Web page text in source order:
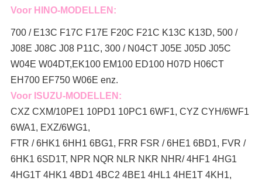
Voor HINO-MODELLEN:
700 / E13C F17C F17E F20C F21C K13C K13D, 500 /
J08E J08C J08 P11C, 300 / N04CT J05E J05D J05C
W04E W04DT,EK100 EM100 ED100 H07D H06CT
EH700 EF750 W06E enz.
Voor ISUZU-MODELLEN:
CXZ CXM/10PE1 10PD1 10PC1 6WF1, CYZ CYH/6WF1
6WA1, EXZ/6WG1,
FTR / 6HK1 6HH1 6BG1, FRR FSR / 6HE1 6BD1, FVR /
6HK1 6SD1T, NPR NQR NLR NKR NHR/ 4HF1 4HG1
4HG1T 4HK1 4BD1 4BC2 4BE1 4HL1 4HE1T 4KH1,